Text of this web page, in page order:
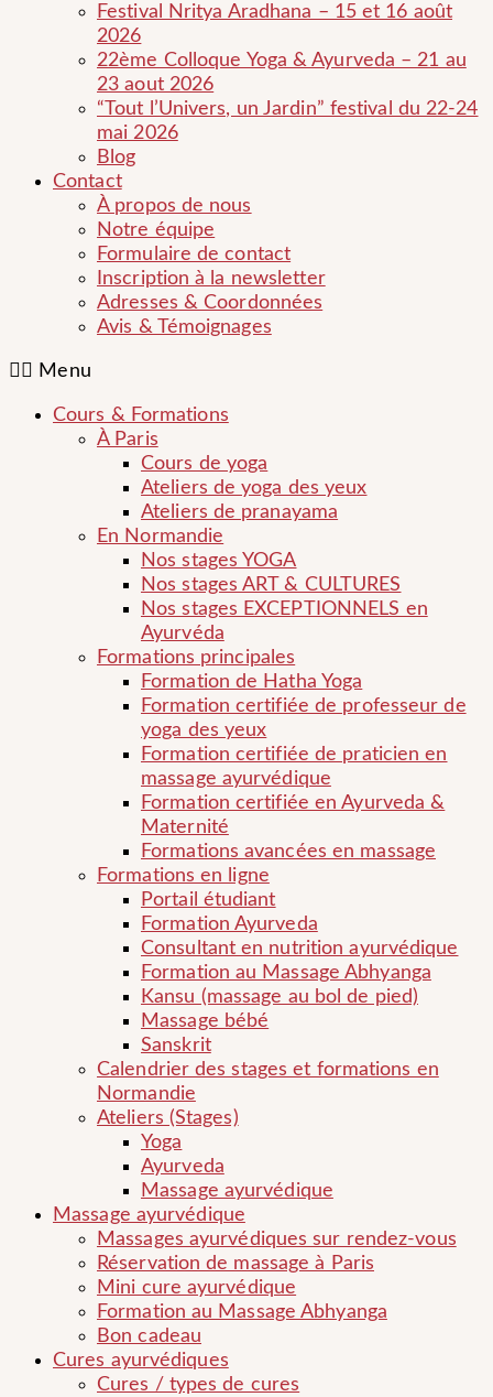
Festival Nritya Aradhana – 15 et 16 août
2026
22ème Colloque Yoga & Ayurveda – 21 au
23 aout 2026
“Tout l’Univers, un Jardin” festival du 22-24
mai 2026
Blog
Contact
À propos de nous
Notre équipe
Formulaire de contact
Inscription à la newsletter
Adresses & Coordonnées
Avis & Témoignages
Menu
Cours & Formations
À Paris
Cours de yoga
Ateliers de yoga des yeux
Ateliers de pranayama
En Normandie
Nos stages YOGA
Nos stages ART & CULTURES
Nos stages EXCEPTIONNELS en
Ayurvéda
Formations principales
Formation de Hatha Yoga
Formation certifiée de professeur de
yoga des yeux
Formation certifiée de praticien en
massage ayurvédique
Formation certifiée en Ayurveda &
Maternité
Formations avancées en massage
Formations en ligne
Portail étudiant
Formation Ayurveda
Consultant en nutrition ayurvédique
Formation au Massage Abhyanga
Kansu (massage au bol de pied)
Massage bébé
Sanskrit
Calendrier des stages et formations en
Normandie
Ateliers (Stages)
Yoga
Ayurveda
Massage ayurvédique
Massage ayurvédique
Massages ayurvédiques sur rendez-vous
Réservation de massage à Paris
Mini cure ayurvédique
Formation au Massage Abhyanga
Bon cadeau
Cures ayurvédiques
Cures / types de cures